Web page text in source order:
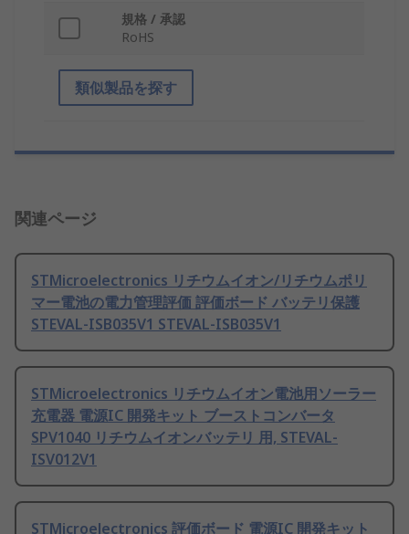
規格 / 承認
RoHS
類似製品を探す
関連ページ
STMicroelectronics リチウムイオン/リチウムポリ
マー電池の電力管理評価 評価ボード バッテリ保護
STEVAL-ISB035V1 STEVAL-ISB035V1
STMicroelectronics リチウムイオン電池用ソーラー
充電器 電源IC 開発キット ブーストコンバータ
SPV1040 リチウムイオンバッテリ 用, STEVAL-
ISV012V1
STMicroelectronics 評価ボード 電源IC 開発キット